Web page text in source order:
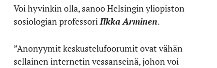
Voi hyvinkin olla, sanoo Helsingin yliopiston
sosiologian professoriIlkka Arminen.
”Anonyymit keskustelufoorumit ovat vähän
sellainen internetin vessanseinä, johon voi